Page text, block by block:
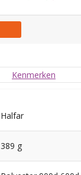
Kenmerken
Halfar
389 g